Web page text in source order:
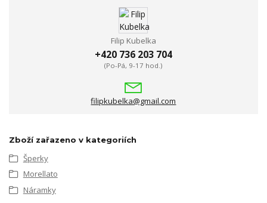
Filip Kubelka
+420 736 203 704
(Po-Pá, 9-17 hod.)
filipkubelka@gmail.com
Zboží zařazeno v kategoriích
Šperky
Morellato
Náramky